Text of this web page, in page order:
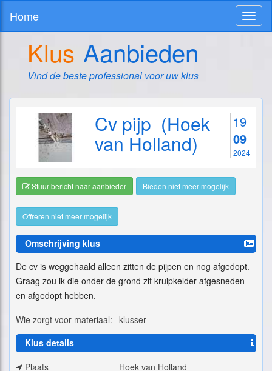
Home
Klus Aanbieden
Vind de beste professional voor uw klus
19
09
2024
Cv pijp (Hoek
van Holland)
Stuur bericht naar aanbieder Bieden niet meer mogelijk
Offreren niet meer mogelijk
Omschrijving klus
De cv is weggehaald alleen zitten de pijpen en nog afgedopt.
Graag zou ik die onder de grond zit kruipkelder afgesneden
en afgedopt hebben.
Wie zorgt voor materiaal: klusser
Klus details
Plaats
Hoek van Holland